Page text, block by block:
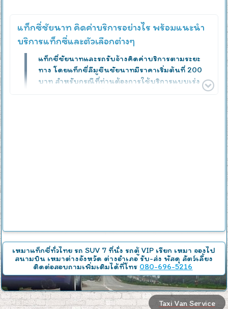
แท็กซี่ชัยนาท คิดค่าบริการอย่างไร พร้อมแนะนำ
บริการแท็กซี่และตัวเลือกต่างๆ
แท็กซี่ชัยนาทและรถรับจ้างคิดค่าบริการตามระยะ
ทาง โดยแท็กซี่ลีมูซีนชัยนาทมีราคาเริ่มต้นที่ 200
บาท สำหรับกรณีที่ท่านต้องการใช้บริการแบบเร่ง
ด่วน เราจะจัดหารถให้ทันทีผ่านเครื่องมือสื่อสาร เพื่อ
พนักงานขับรถและรูปรถที่ให้บริการจริง เพื่อให้ท่าน
ได้รับทราบและมั่นใจในบริการ
หากรถหรือบริการไม่ตรงตามความต้องการ ท่าน
สามารถแจ้งเปลี่ยนแปลงได้ เรายินดีจัดหารถใหม่
จนกว่าจะตรงตามความต้องการของท่าน และเมื่อทุก
อย่างถูกต้องตามที่ตกลงกันไว้ ในวันนัดหมาย
เหมาแท็กซี่ทั่วไทย รถ SUV 7 ที่นั่ง รถตู้ VIP เรียก เหมา จองไป
สนามบิน เหมาต่างจังหวัด ต่างอำเภอ รับ-ส่ง พัสดุ สัตว์เลี้ยง
ติดต่อสอบถามเพิ่มเติมได้ที่โทร 080-696-5216
Taxi Van Service